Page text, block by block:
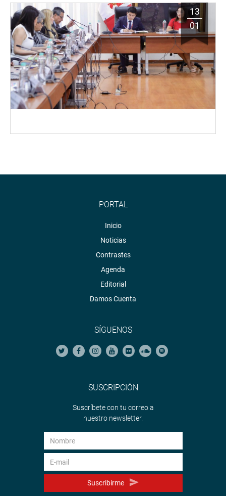
13
01
PORTAL
Inicio
Noticias
Contrastes
Agenda
Editorial
Damos Cuenta
SÍGUENOS
SUSCRIPCIÓN
Suscríbete con tu correo a
nuestro newsletter.
Suscribirme